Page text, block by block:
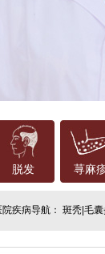
脱发 荨麻
院疾病导航： 斑秃 毛囊